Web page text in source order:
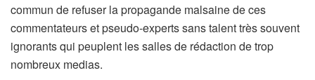
commun de refuser la propagande malsaine de ces
commentateurs et pseudo-experts sans talent très souvent
ignorants qui peuplent les salles de rédaction de trop
nombreux medias.